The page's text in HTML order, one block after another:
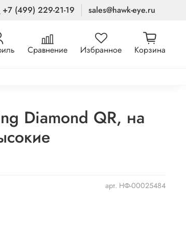
+7 (499) 229-21-19 sales@hawk-eye.ru
Сравнение Избранное Корзина
арт. НФ-00025484
Diamond QR, на